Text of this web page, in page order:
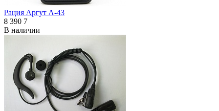
Рация Аргут А-43
8 390 7
В наличии